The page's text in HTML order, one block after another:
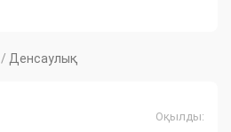
/ Денсаулық
Оқылды: